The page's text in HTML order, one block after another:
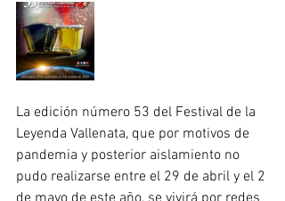
La edición número 53 del Festival de la
Leyenda Vallenata, que por motivos de
pandemia y posterior aislamiento no
pudo realizarse entre el 29 de abril y el 2